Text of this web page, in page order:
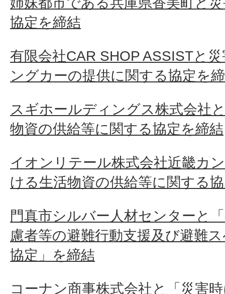
協定を締結
有限会社CAR SHOP ASSISTと
ングカーの提供に関する協定を
スギホールディングス株式会社
物資の供給等に関する協定を締結
イオンリテール株式会社近畿カ
ける生活物資の供給等に関する
門真市シルバー人材センターと
慮者等の避難行動支援及び避難
協定」を締結
コーナン商事株式会社と「災害